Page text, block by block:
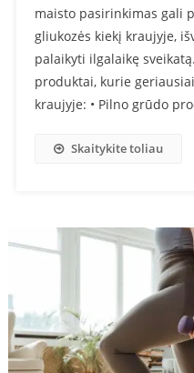
maisto pasirinkimas gali
gliukozės kiekį kraujyje,
palaikyti ilgalaikę
produktai, kurie
kraujyje: • Pilno grūdo
Skaitykite toliau